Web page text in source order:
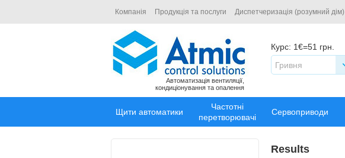
Компанія Продукція та послуги Диспетчеризація (розумний дім)
Автоматизація вентиляції,
кондиціонування та опалення
Курс: 1€=51 грн.
Гривня
Щити автоматики
Частотні
перетворювачі
Сервоприводи
Results